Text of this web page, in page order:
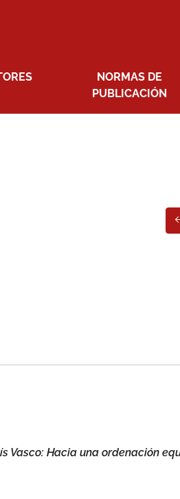
NORMAS DE
PUBLICACIÓN
Vasco: Hacia una ordenación